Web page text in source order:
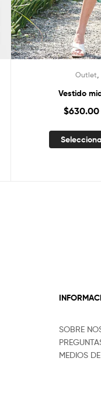
Outlet
Vestido
$630.00
SOBRE
MEDIOS